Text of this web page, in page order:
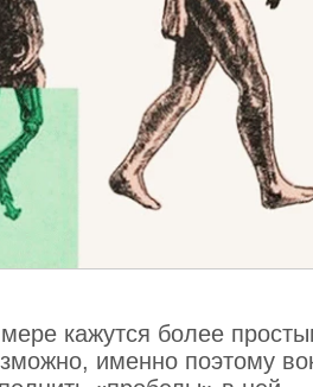
кажутся более
именно поэтому